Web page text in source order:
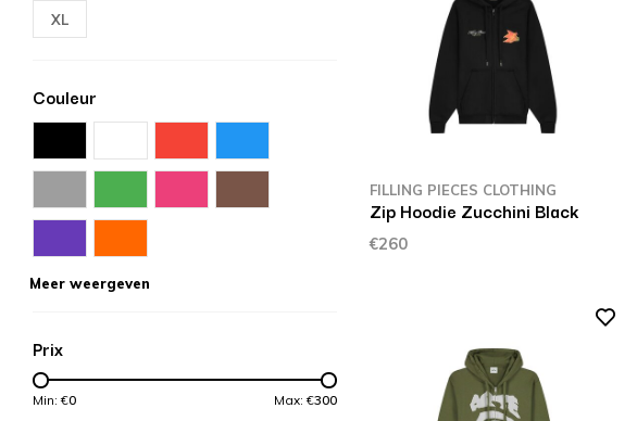
XL
Couleur
Meer weergeven
Prix
Min: €0 Max: €300
FILLING PIECES CLOTHING
Zip Hoodie Zucchini Black
€260